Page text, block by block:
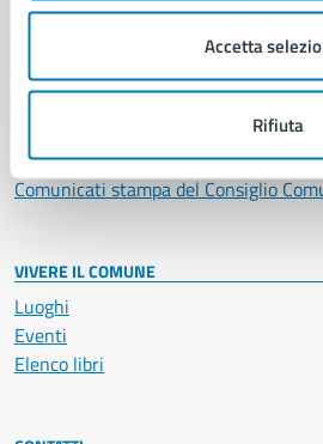
Accetta
Rifiuta
Notizie
Avvisi
Comunicati stampa della Giunta
Comunicati stampa del Consiglio
VIVERE IL COMUNE
Luoghi
Eventi
Elenco libri